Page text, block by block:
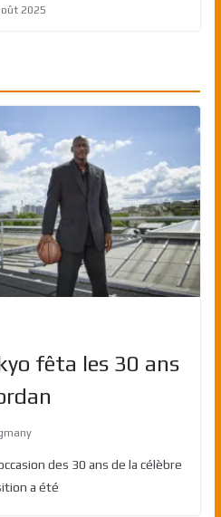
2025
fêta les 30 ans
des 30 ans de la célèbre
a été